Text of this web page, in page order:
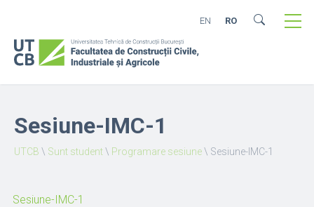
EN RO
Sesiune-IMC-1
UTCB \ Sunt student\ Programare sesiune\ Sesiune-IMC-1
Sesiune-IMC-1